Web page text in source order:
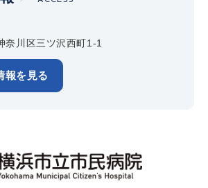
奈川区三ツ沢西町1-1
報を見る